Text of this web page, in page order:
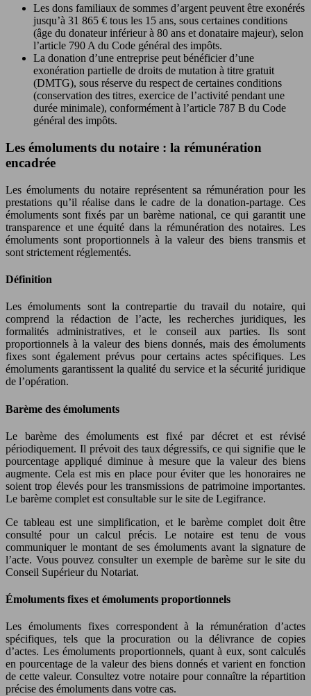
Les dons familiaux de sommes d’argent peuvent être exonérés
jusqu’à 31 865 € tous les 15 ans, sous certaines conditions
(âge du donateur inférieur à 80 ans et donataire majeur), selon
l’article 790 A du Code général des impôts.
La donation d’une entreprise peut bénéficier d’une
exonération partielle de droits de mutation à titre gratuit
(DMTG), sous réserve du respect de certaines conditions
(conservation des titres, exercice de l’activité pendant une
durée minimale), conformément à l’article 787 B du Code
général des impôts.
Les émoluments du notaire : la rémunération
encadrée
Les émoluments du notaire représentent sa rémunération pour les
prestations qu’il réalise dans le cadre de la donation-partage. Ces
émoluments sont fixés par un barème national, ce qui garantit une
transparence et une équité dans la rémunération des notaires. Les
émoluments sont proportionnels à la valeur des biens transmis et
sont strictement réglementés.
Définition
Les émoluments sont la contrepartie du travail du notaire, qui
comprend la rédaction de l’acte, les recherches juridiques, les
formalités administratives, et le conseil aux parties. Ils sont
proportionnels à la valeur des biens donnés, mais des émoluments
fixes sont également prévus pour certains actes spécifiques. Les
émoluments garantissent la qualité du service et la sécurité juridique
de l’opération.
Barème des émoluments
Le barème des émoluments est fixé par décret et est révisé
périodiquement. Il prévoit des taux dégressifs, ce qui signifie que le
pourcentage appliqué diminue à mesure que la valeur des biens
augmente. Cela est mis en place pour éviter que les honoraires ne
soient trop élevés pour les transmissions de patrimoine importantes.
Le barème complet est consultable sur le site de Legifrance.
Ce tableau est une simplification, et le barème complet doit être
consulté pour un calcul précis. Le notaire est tenu de vous
communiquer le montant de ses émoluments avant la signature de
l’acte. Vous pouvez consulter un exemple de barème sur le site du
Conseil Supérieur du Notariat.
Émoluments fixes et émoluments proportionnels
Les émoluments fixes correspondent à la rémunération d’actes
spécifiques, tels que la procuration ou la délivrance de copies
d’actes. Les émoluments proportionnels, quant à eux, sont calculés
en pourcentage de la valeur des biens donnés et varient en fonction
de cette valeur. Consultez votre notaire pour connaître la répartition
précise des émoluments dans votre cas.